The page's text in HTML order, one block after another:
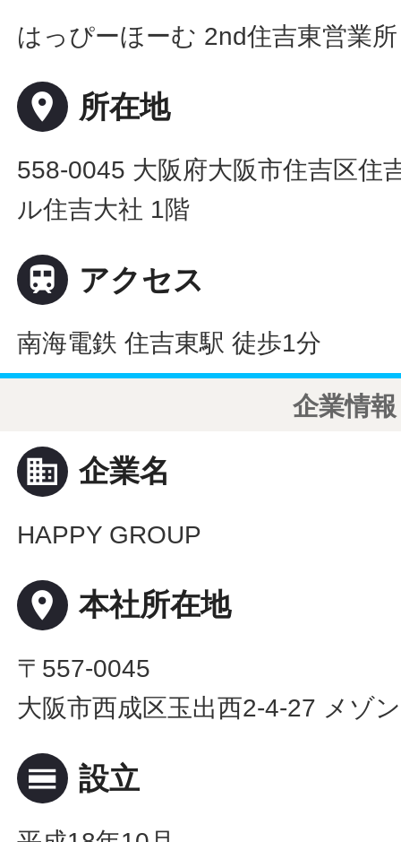
はっぴーほーむ 2nd住吉東営業所
place 所在地
558-0045 大阪府大阪市住吉区住
ル住吉大社 1階
 アクセス
南海電鉄 住吉東駅 徒歩1分
企業情報
business 企業名
HAPPY GROUP
place 本社所在地
〒557-0045
大阪市西成区玉出西2-4-27 メゾ
calendar_view_day 設立